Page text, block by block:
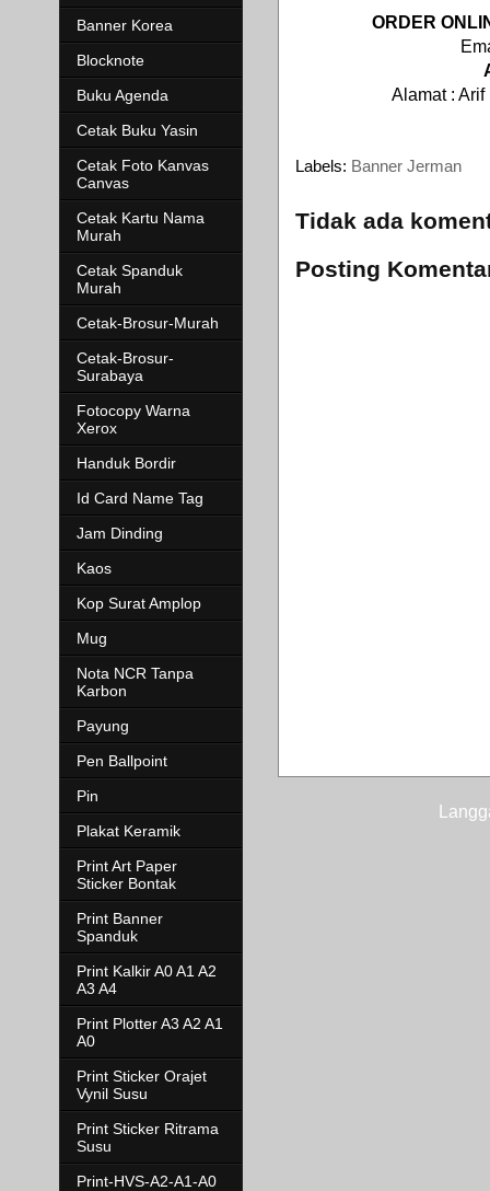
ORDER
Alamat :
Labels: Banner Jerman
Tidak ada
Posting
Banner Korea
Blocknote
Buku Agenda
Cetak Buku Yasin
Cetak Foto Kanvas
Canvas
Cetak Kartu Nama
Murah
Cetak Spanduk
Murah
Cetak-Brosur-Murah
Cetak-Brosur-
Surabaya
Fotocopy Warna
Xerox
Handuk Bordir
Id Card Name Tag
Jam Dinding
Kaos
Kop Surat Amplop
Mug
Nota NCR Tanpa
Karbon
Payung
Pen Ballpoint
Pin
Plakat Keramik
Print Art Paper
Sticker Bontak
Print Banner
Spanduk
Print Kalkir A0 A1 A2
A3 A4
Print Plotter A3 A2 A1
A0
Print Sticker Orajet
Vynil Susu
Print Sticker Ritrama
Susu
Print-HVS-A2-A1-A0